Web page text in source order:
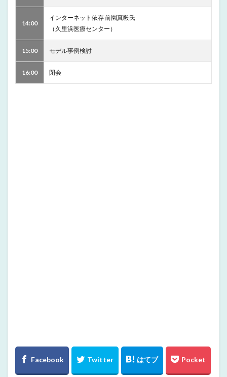
14:00
インターネット依存 前園真毅氏
（久里浜医療センター）
15:00 モデル事例検討
16:00 閉会